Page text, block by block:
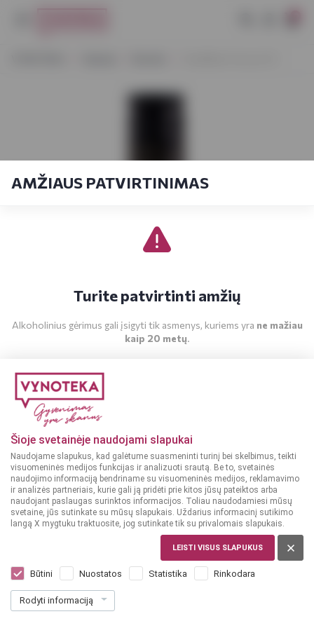
Šioje svetainėje naudojami slapukai
Naudojame slapukus, kad galėtume suasmeninti turinį bei skelbimus, teikti
visuomeninės medijos funkcijas ir analizuoti srautą. Be to, svetainės
naudojimo informaciją bendriname su visuomeninės medijos, reklamavimo
ir analizės partneriais, kurie gali ją pridėti prie kitos jūsų pateiktos arba
naudojant paslaugas surinktos informacijos. Toliau naudodamiesi mūsų
svetaine, jūs sutinkate su mūsų slapukais. Uždarius informacinį sutikimo
langą X mygtuku traktuosite, jog sutinkate tik su privalomais slapukais.
LEISTI VISUS SLAPUKUS
Būtini Nuostatos Statistika Rinkodara
Rodyti informaciją
AMŽIAUS PATVIRTINIMAS
Turite patvirtinti amžių
Alkoholinius gėrimus gali įsigyti tik asmenys, kuriems yra ne mažiau
kaip 20 metų.
Dar nėra balsų, galite įvertinti
1499€ 29.98 € / L